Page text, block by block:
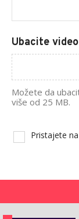
Ubacite
Možete da
više od 25 MB.
Pristajete na